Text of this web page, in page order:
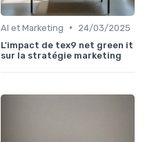
AI et Marketing •
24/03/2025
L'impact de tex9 net green it
sur la stratégie marketing